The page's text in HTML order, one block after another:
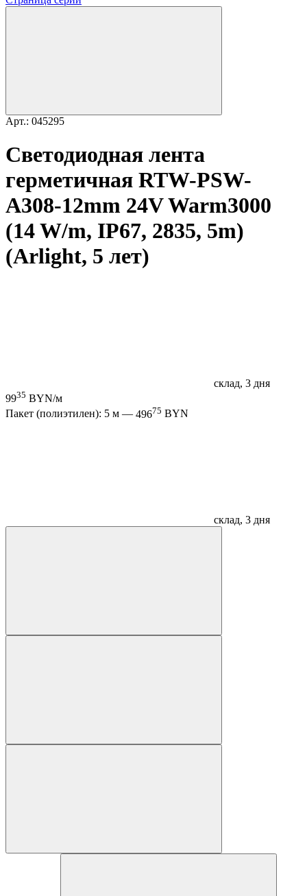
Арт.: 045295
Светодиодная лента
герметичная RTW-PSW-
A308-12mm 24V Warm3000
(14 W/m, IP67, 2835, 5m)
(Arlight, 5 лет)
склад, 3 дня
9935 BYN/м
Пакет (полиэтилен): 5 м — 49675 BYN
склад, 3 дня